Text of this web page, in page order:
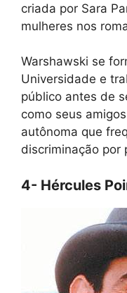
criada por Sara
mulheres nos
Warshawski se
Universidade e
público antes de
como seus
autônoma que
discriminação por
4- Hércules